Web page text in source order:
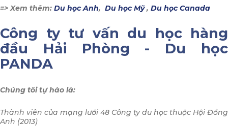
=> Xem thêm: Du học Anh, Du học Mỹ, Du học Canada
Công ty tư vấn du học hàng
đầu Hải Phòng - Du học
PANDA
Chúng tôi tự hào là:
Thành viên của mạng lưới 48 Công ty du học thuộc Hội Đồng
Anh (2013)